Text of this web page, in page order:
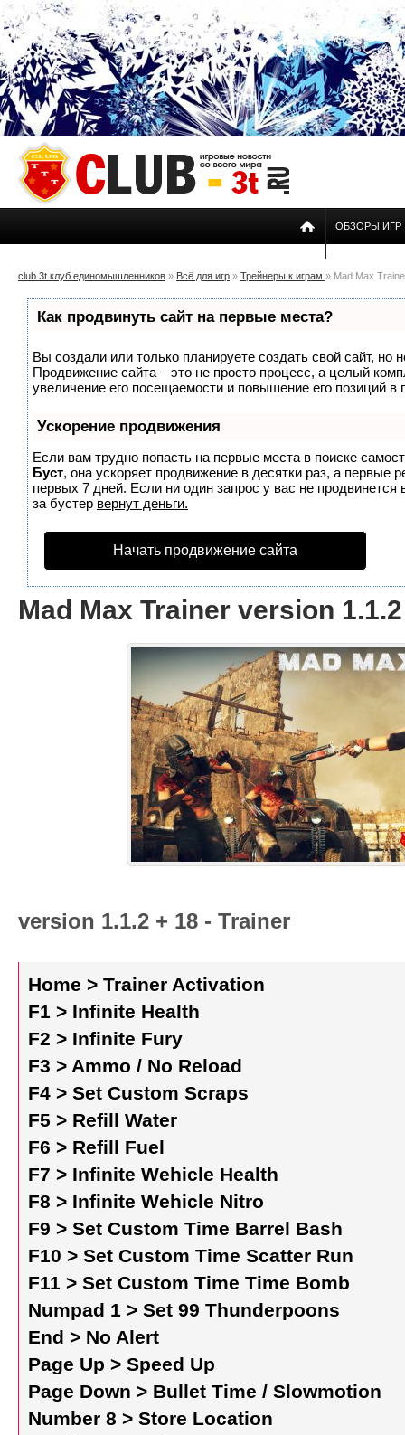
ОБЗОРЫ ИГР
club 3t клуб единомышленников » Всё для игр » Трейнеры к играм » Mad Max
Как продвинуть сайт на первые места?
Вы создали или только планируете создать свой сайт, но
Продвижение сайта – это не просто процесс, а целый
увеличение его посещаемости и повышение его позиций в
Ускорение продвижения
Если вам трудно попасть на первые места в поиске
Буст, она ускоряет продвижение в десятки раз, а первые
первых 7 дней. Если ни один запрос у вас не продвинется
за бустер вернут деньги.
Начать продвижение сайта
Mad Max Trainer version
version 1.1.2 + 18 - Trainer
Home > Trainer Activation
F1 > Infinite Health
F2 > Infinite Fury
F3 > Ammo / No Reload
F4 > Set Custom Scraps
F5 > Refill Water
F6 > Refill Fuel
F7 > Infinite Wehicle Health
F8 > Infinite Wehicle Nitro
F9 > Set Custom Time Barrel Bash
F10 > Set Custom Time Scatter Run
F11 > Set Custom Time Time Bomb
Numpad 1 > Set 99 Thunderpoons
End > No Alert
Page Up > Speed Up
Page Down > Bullet Time / Slowmotion
Number 8 > Store Location